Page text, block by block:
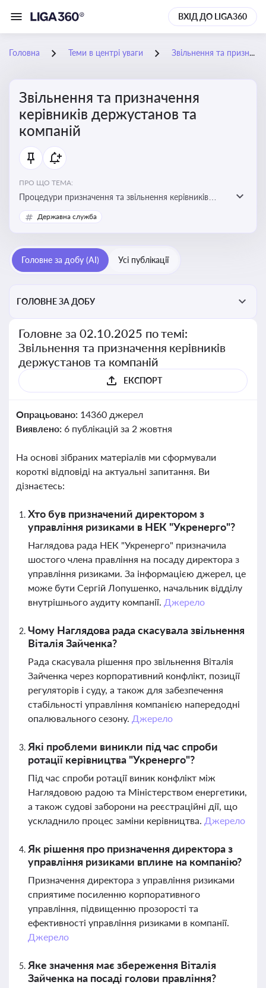
ВХІД ДО LIGA360
Головна Теми в центрі уваги Звільнення та призначення керівників держустанов та компаній
Звільнення та призначення
керівників держустанов та
компаній
ПРО ЩО ТЕМА:
Процедури призначення та звільнення керівників
установ та підприємств
Державна служба
Головне за добу (AI) Усі публікації
ГОЛОВНЕ ЗА ДОБУ
Головне за 02.10.2025 по темі:
Звільнення та призначення керівників
держустанов та компаній
ЕКСПОРТ
Опрацьовано: 14360 джерел
Виявлено: 6 публікацій за 2 жовтня
На основі зібраних матеріалів ми сформували
короткі відповіді на актуальні запитання. Ви
дізнаєтесь:
Хто був призначений директором з
управління ризиками в НЕК "Укренерго"?
Наглядова рада НЕК "Укренерго" призначила
шостого члена правління на посаду директора з
управління ризиками. За інформацією джерел, це
може бути Сергій Лопушенко, начальник відділу
внутрішнього аудиту компанії. Джерело
Чому Наглядова рада скасувала звільнення
Віталія Зайченка?
Рада скасувала рішення про звільнення Віталія
Зайченка через корпоративний конфлікт, позиції
регуляторів і суду, а також для забезпечення
стабільності управління компанією напередодні
опалювального сезону. Джерело
Які проблеми виникли під час спроби
ротації керівництва "Укренерго"?
Під час спроби ротації виник конфлікт між
Наглядовою радою та Міністерством енергетики,
а також судові заборони на реєстраційні дії, що
ускладнило процес заміни керівництва. Джерело
Як рішення про призначення директора з
управління ризиками вплине на компанію?
Призначення директора з управління ризиками
сприятиме посиленню корпоративного
управління, підвищенню прозорості та
ефективності управління ризиками в компанії.
Джерело
Яке значення має збереження Віталія
Зайченка на посаді голови правління?